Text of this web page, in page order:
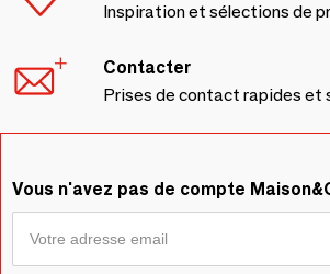
Inspiration et sélections de
Contacter
Prises de contact rapides et
Vous n'avez pas de compte